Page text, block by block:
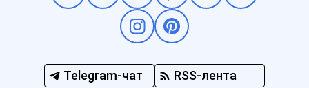
Telegram-чат RSS-лента